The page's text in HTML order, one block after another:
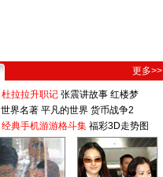
更多>>
杜拉拉升职记 张震讲故事 红楼梦
世界名著 平凡的世界 货币战争2
经典手机游游格斗集 福彩3D走势图